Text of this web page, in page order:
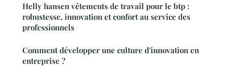
Helly hansen vêtements de travail pour le btp :
robustesse, innovation et confort au service des
professionnels
Comment développer une culture d'innovation en
entreprise ?